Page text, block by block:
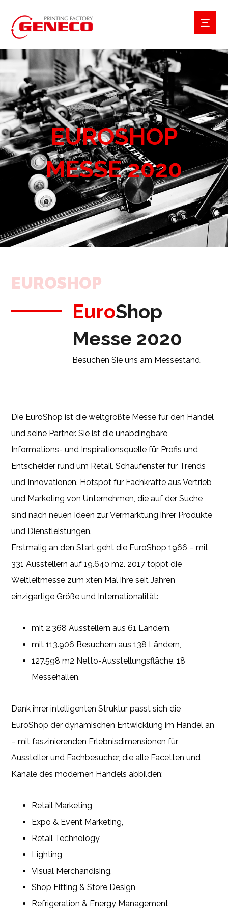
EUROSHOP
MESSE 2020
EUROSHOP
EuroShop
Messe 2020
Besuchen Sie uns am Messestand.
Die EuroShop ist die weltgrößte Messe für den Handel
und seine Partner. Sie ist die unabdingbare
Informations- und Inspirationsquelle für Profis und
Entscheider rund um Retail. Schaufenster für Trends
und Innovationen. Hotspot für Fachkräfte aus Vertrieb
und Marketing von Unternehmen, die auf der Suche
sind nach neuen Ideen zur Vermarktung ihrer Produkte
und Dienstleistungen.
Erstmalig an den Start geht die EuroShop 1966 – mit
331 Ausstellern auf 19.640 m2. 2017 toppt die
Weltleitmesse zum xten Mal ihre seit Jahren
einzigartige Größe und Internationalität:
mit 2.368 Ausstellern aus 61 Ländern,
mit 113.906 Besuchern aus 138 Ländern,
127.598 m2 Netto-Ausstellungsfläche, 18
Messehallen.
Dank ihrer intelligenten Struktur passt sich die
EuroShop der dynamischen Entwicklung im Handel an
– mit faszinierenden Erlebnisdimensionen für
Aussteller und Fachbesucher, die alle Facetten und
Kanäle des modernen Handels abbilden:
Retail Marketing,
Expo & Event Marketing,
Retail Technology,
Lighting,
Visual Merchandising,
Shop Fitting & Store Design,
Refrigeration & Energy Management